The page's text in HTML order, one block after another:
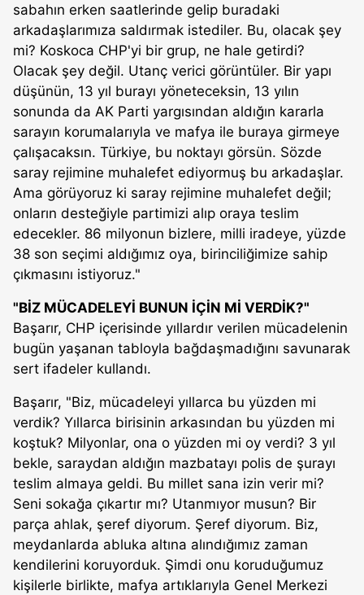
sabahın erken saatlerinde gelip buradaki
arkadaşlarımıza saldırmak istediler. Bu, olacak şey
mi? Koskoca CHP'yi bir grup, ne hale getirdi?
Olacak şey değil. Utanç verici görüntüler. Bir yapı
düşünün, 13 yıl burayı yöneteceksin, 13 yılın
sonunda da AK Parti yargısından aldığın kararla
sarayın korumalarıyla ve mafya ile buraya girmeye
çalışacaksın. Türkiye, bu noktayı görsün. Sözde
saray rejimine muhalefet ediyormuş bu arkadaşlar.
Ama görüyoruz ki saray rejimine muhalefet değil;
onların desteğiyle partimizi alıp oraya teslim
edecekler. 86 milyonun bizlere, milli iradeye, yüzde
38 son seçimi aldığımız oya, birinciliğimize sahip
çıkmasını istiyoruz."
"BİZ MÜCADELEYİ BUNUN İÇİN Mİ VERDİK?"
Başarır, CHP içerisinde yıllardır verilen mücadelenin
bugün yaşanan tabloyla bağdaşmadığını savunarak
sert ifadeler kullandı.
Başarır, "Biz, mücadeleyi yıllarca bu yüzden mi
verdik? Yıllarca birisinin arkasından bu yüzden mi
koştuk? Milyonlar, ona o yüzden mi oy verdi? 3 yıl
bekle, saraydan aldığın mazbatayı polis de şurayı
teslim almaya geldi. Bu millet sana izin verir mi?
Seni sokağa çıkartır mı? Utanmıyor musun? Bir
parça ahlak, şeref diyorum. Şeref diyorum. Biz,
meydanlarda abluka altına alındığımız zaman
kendilerini koruyorduk. Şimdi onu koruduğumuz
kişilerle birlikte, mafya artıklarıyla Genel Merkezi